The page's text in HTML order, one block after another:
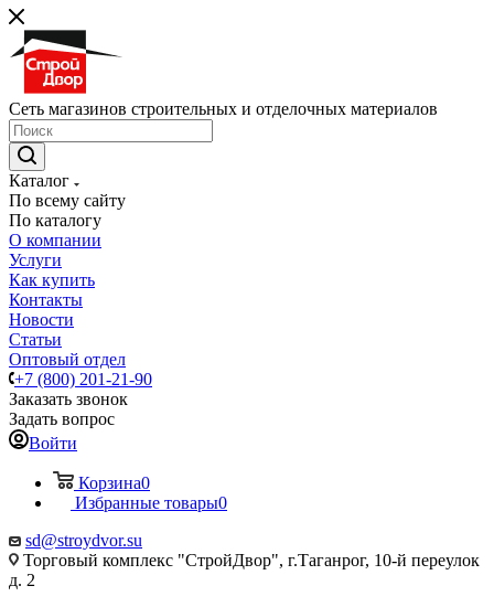
Сеть магазинов строительных и отделочных материалов
Каталог
По всему сайту
По каталогу
О компании
Услуги
Как купить
Контакты
Новости
Статьи
Оптовый отдел
+7 (800) 201-21-90
Заказать звонок
Задать вопрос
Войти
Корзина0
Избранные товары0
sd@stroydvor.su
Торговый комплекс "СтройДвор", г.Таганрог, 10-й переулок
д. 2